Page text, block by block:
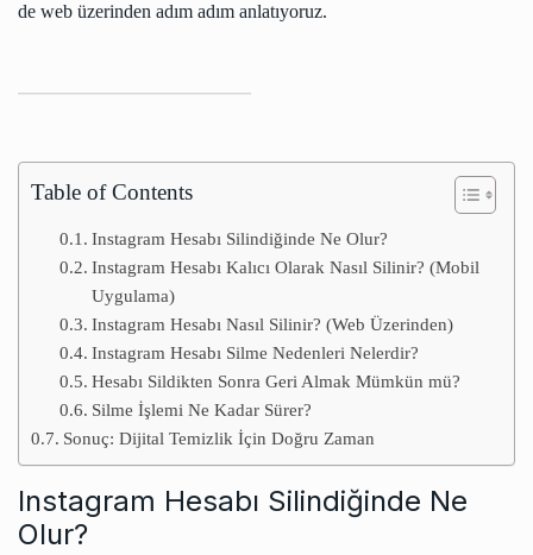
de web üzerinden adım adım anlatıyoruz.
Table of Contents
Instagram Hesabı Silindiğinde Ne Olur?
Instagram Hesabı Kalıcı Olarak Nasıl Silinir? (Mobil
Uygulama)
Instagram Hesabı Nasıl Silinir? (Web Üzerinden)
Instagram Hesabı Silme Nedenleri Nelerdir?
Hesabı Sildikten Sonra Geri Almak Mümkün mü?
Silme İşlemi Ne Kadar Sürer?
Sonuç: Dijital Temizlik İçin Doğru Zaman
Instagram Hesabı Silindiğinde Ne
Olur?